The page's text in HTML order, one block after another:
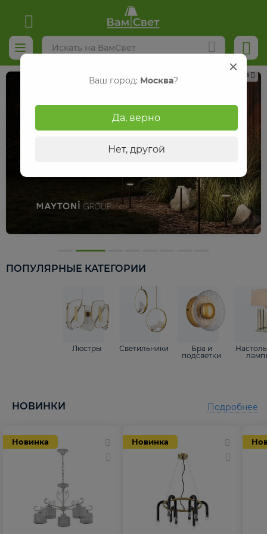
Реклама
ПОПУЛЯРНЫЕ КАТЕГОРИИ
Люстры Светильники
Бра и
подсветки
НОВИНКИ
Новинка Новинка
Подробнее
Ваш город: Москва?
Да, верно
Нет, другой